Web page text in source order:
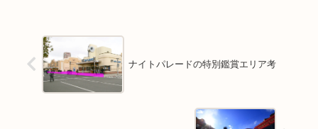
ナイトパレードの特別鑑賞エリア考